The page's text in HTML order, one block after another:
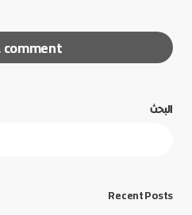
comment
البحث
Recent Posts